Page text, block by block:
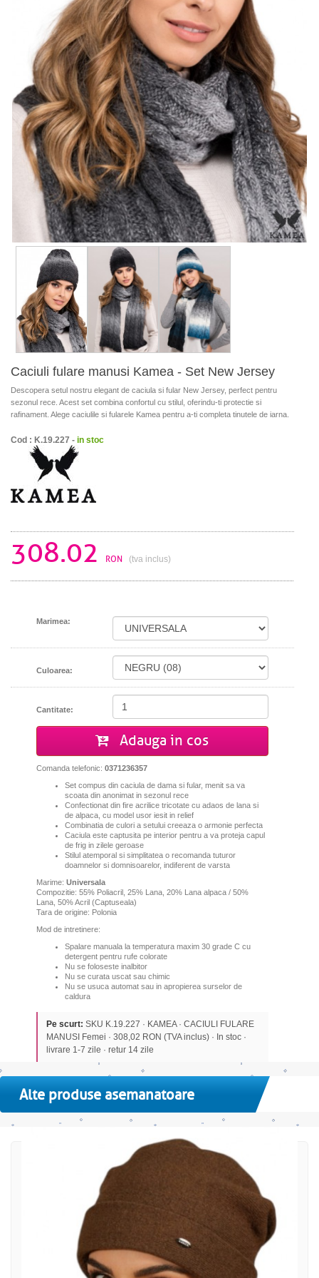
Caciuli fulare manusi Kamea - Set New Jersey
Descopera setul nostru elegant de caciula si fular New Jersey, perfect pentru
sezonul rece. Acest set combina confortul cu stilul, oferindu-ti protectie si
rafinament. Alege caciulile si fularele Kamea pentru a-ti completa tinutele de iarna.
Cod : K.19.227 - in stoc
308.02 RON (tva inclus)
Marimea:
Culoarea:
Cantitate:
Adauga in cos
Comanda telefonic: 0371236357
Set compus din caciula de dama si fular, menit sa va
scoata din anonimat in sezonul rece
Confectionat din fire acrilice tricotate cu adaos de lana si
de alpaca, cu model usor iesit in relief
Combinatia de culori a setului creeaza o armonie perfecta
Caciula este captusita pe interior pentru a va proteja capul
de frig in zilele geroase
Stilul atemporal si simplitatea o recomanda tuturor
doamnelor si domnisoarelor, indiferent de varsta
Marime: Universala
Compozitie: 55% Poliacril, 25% Lana, 20% Lana alpaca / 50%
Lana, 50% Acril (Captuseala)
Tara de origine: Polonia
Mod de intretinere:
Spalare manuala la temperatura maxim 30 grade C cu
detergent pentru rufe colorate
Nu se foloseste inalbitor
Nu se curata uscat sau chimic
Nu se usuca automat sau in apropierea surselor de
caldura
Pe scurt: SKU K.19.227 · KAMEA · CACIULI FULARE
MANUSI Femei · 308,02 RON (TVA inclus) · In stoc ·
livrare 1-7 zile · retur 14 zile
Alte produse asemanatoare